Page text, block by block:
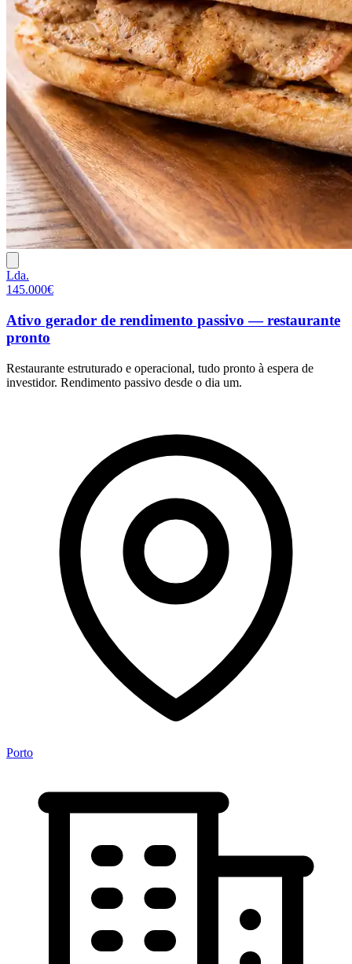
Lda.
145.000€
Ativo gerador de rendimento passivo — restaurante
pronto
Restaurante estruturado e operacional, tudo pronto à espera de
investidor. Rendimento passivo desde o dia um.
Porto